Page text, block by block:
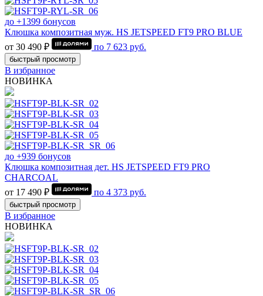
до +1399 бонусов
Клюшка композитная муж. HS JETSPEED FT9 PRO BLUE
от 30 490 ₽
по 7 623 руб.
быстрый просмотр
В избранное
НОВИНКА
до +939 бонусов
Клюшка композитная дет. HS JETSPEED FT9 PRO
CHARCOAL
от 17 490 ₽
по 4 373 руб.
быстрый просмотр
В избранное
НОВИНКА